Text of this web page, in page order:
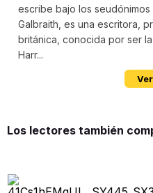
escribe bajo los
Galbraith, es una escritora,
británica, conocida por ser
Harr...
Los lectores también